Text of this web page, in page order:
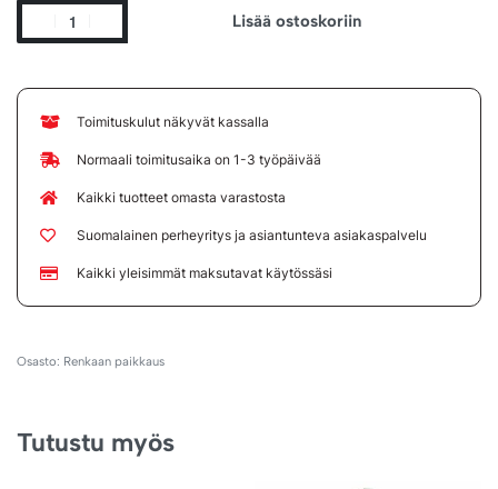
Lisää ostoskoriin
Toimituskulut näkyvät kassalla
Normaali toimitusaika on 1-3 työpäivää
Kaikki tuotteet omasta varastosta
Suomalainen perheyritys ja asiantunteva asiakaspalvelu
Kaikki yleisimmät maksutavat käytössäsi
Osasto: Renkaan paikkaus
Tutustu myös